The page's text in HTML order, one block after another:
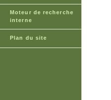
Moteur de recherche
interne
Plan du site